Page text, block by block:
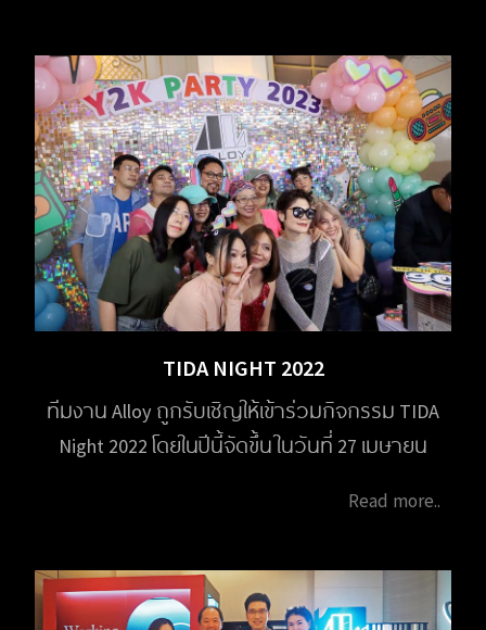
TIDA NIGHT 2022
ทีมงาน Alloy ถูกรับเชิญให้เข้าร่วมกิจกรรม TIDA
Night 2022 โดยในปีนี้จัดขึ้น ในวันที่ 27 เมษายน
อิมแพ็ค เมืองทองธานี โดยสมาคมมํณฑกร
Read more..